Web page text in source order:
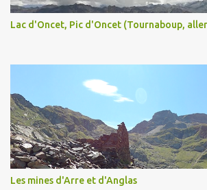
Lac d'Oncet, Pic d'Oncet (Tournaboup,
Les mines d'Arre et d'Anglas